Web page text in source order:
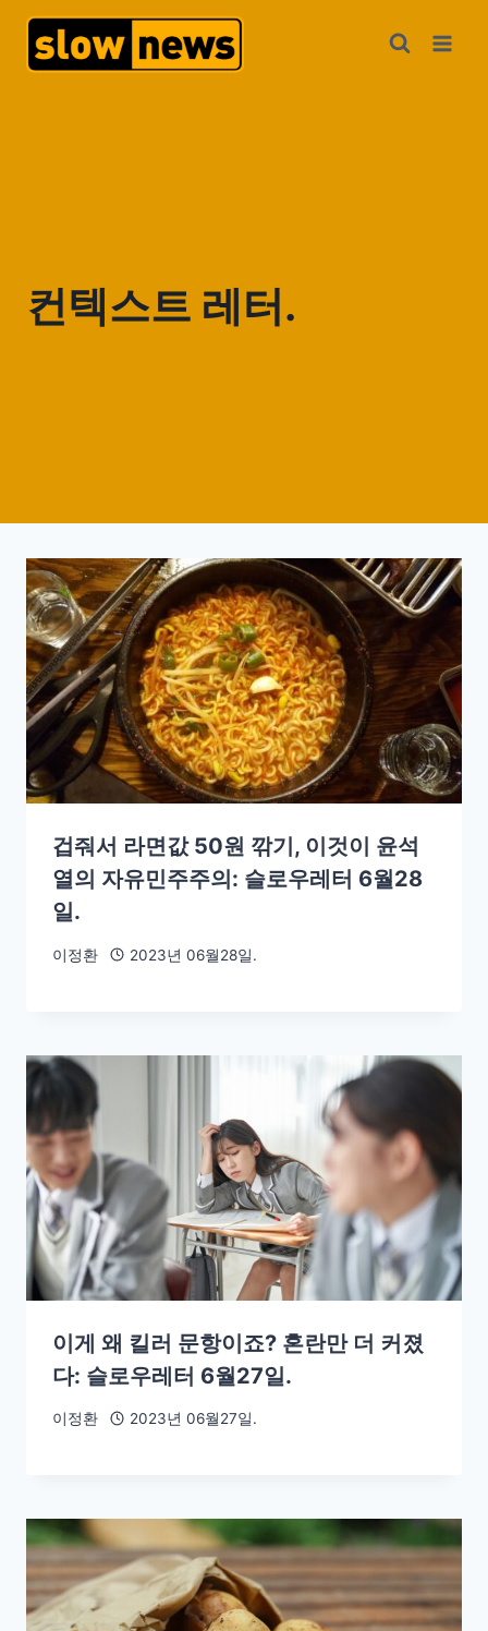
컨텍스트 레터.
겁줘서 라면값 50원 깎기, 이것이 윤석
열의 자유민주주의: 슬로우레터 6월28
일.
이정환 2023년 06월28일.
이게 왜 킬러 문항이죠? 혼란만 더 커졌
다: 슬로우레터 6월27일.
이정환 2023년 06월27일.